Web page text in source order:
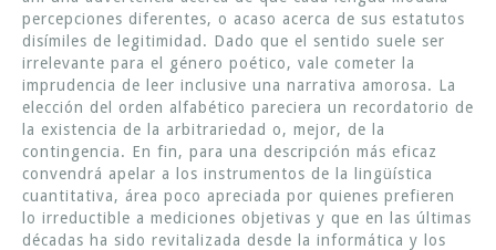
percepciones diferentes, o acaso acerca de sus estatutos
disímiles de legitimidad. Dado que el sentido suele ser
irrelevante para el género poético, vale cometer la
imprudencia de leer inclusive una narrativa amorosa. La
elección del orden alfabético pareciera un recordatorio de
la existencia de la arbitrariedad o, mejor, de la
contingencia. En fin, para una descripción más eficaz
convendrá apelar a los instrumentos de la lingüística
cuantitativa, área poco apreciada por quienes prefieren
lo irreductible a mediciones objetivas y que en las últimas
décadas ha sido revitalizada desde la informática y los